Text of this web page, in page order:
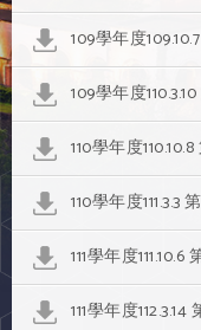
109學年度
109學年度
110學年度110.10.8
110學年度111.3.3
111學年度111.10.6
111學年度112.3.14